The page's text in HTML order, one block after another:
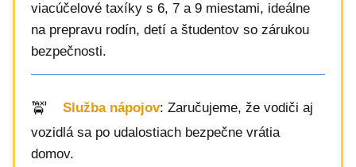
viacúčelové taxíky s 6, 7 a 9 miestami, ideálne
na prepravu rodín, detí a študentov so zárukou
bezpečnosti.
Služba nápojov: Zaručujeme, že vodiči aj
vozidlá sa po udalostiach bezpečne vrátia
domov.